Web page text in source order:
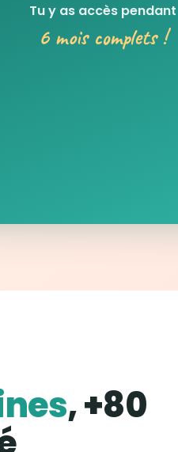
Tu y as accès pendant
6 mois complets !
, +80